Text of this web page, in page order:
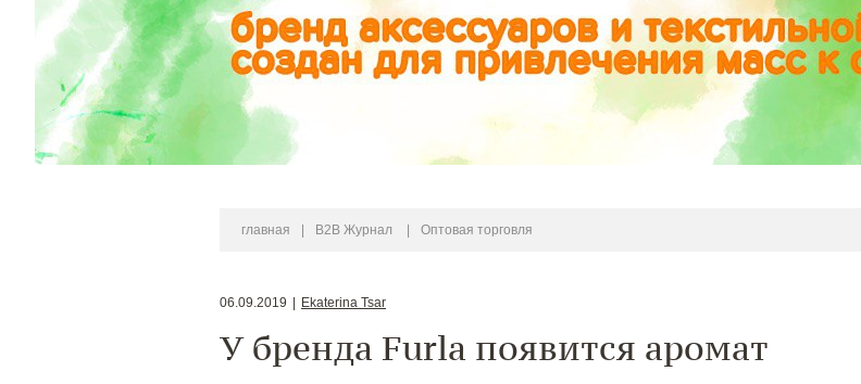
главная B2B Журнал Оптовая торговля
06.09.2019 Ekaterina Tsar
У бренда Furla появится аромат